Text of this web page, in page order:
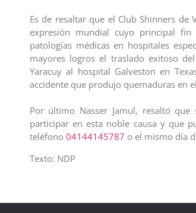
Es de resaltar que el Club Shinners de
expresión mundial cuyo principal
patologías médicas en hospitales
mayores logros el traslado exitoso
Yaracuy al hospital Galveston en
accidente que produjo quemaduras en
Por último Nasser Jamul, resaltó que
participar en esta noble causa y que
teléfono 04144145787 o el mismo día
Texto: NDP